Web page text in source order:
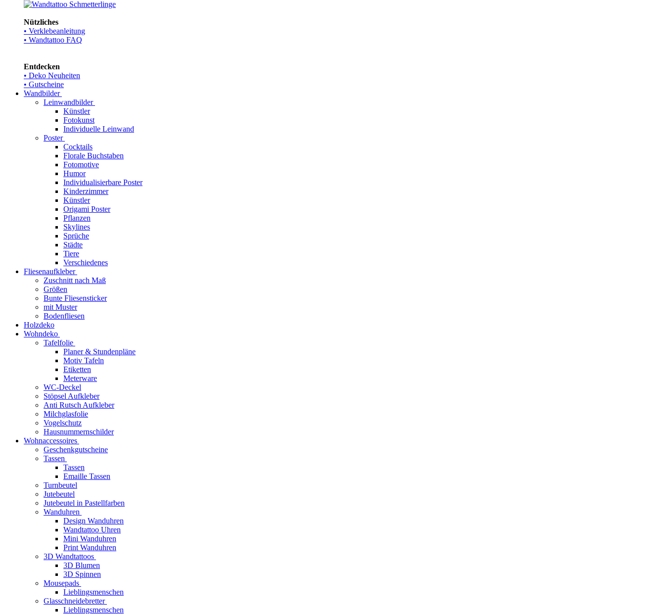
Nützliches
• Verklebeanleitung
• Wandtattoo FAQ
Entdecken
• Deko Neuheiten
• Gutscheine
Wandbilder
Leinwandbilder
Künstler
Fotokunst
Individuelle Leinwand
Poster
Cocktails
Florale Buchstaben
Fotomotive
Humor
Individualisierbare Poster
Kinderzimmer
Künstler
Origami Poster
Pflanzen
Skylines
Sprüche
Städte
Tiere
Verschiedenes
Fliesenaufkleber
Zuschnitt nach Maß
Größen
Bunte Fliesensticker
mit Muster
Bodenfliesen
Holzdeko
Wohndeko
Tafelfolie
Planer & Stundenpläne
Motiv Tafeln
Etiketten
Meterware
WC-Deckel
Stöpsel Aufkleber
Anti Rutsch Aufkleber
Milchglasfolie
Vogelschutz
Hausnummernschilder
Wohnaccessoires
Geschenkgutscheine
Tassen
Tassen
Emaille Tassen
Turnbeutel
Jutebeutel
Jutebeutel in Pastellfarben
Wanduhren
Design Wanduhren
Wandtattoo Uhren
Mini Wanduhren
Print Wanduhren
3D Wandtattoos
3D Blumen
3D Spinnen
Mousepads
Lieblingsmenschen
Glasschneidebretter
Lieblingsmenschen